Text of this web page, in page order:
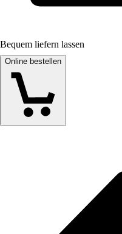
Bequem liefern lassen
Online bestellen